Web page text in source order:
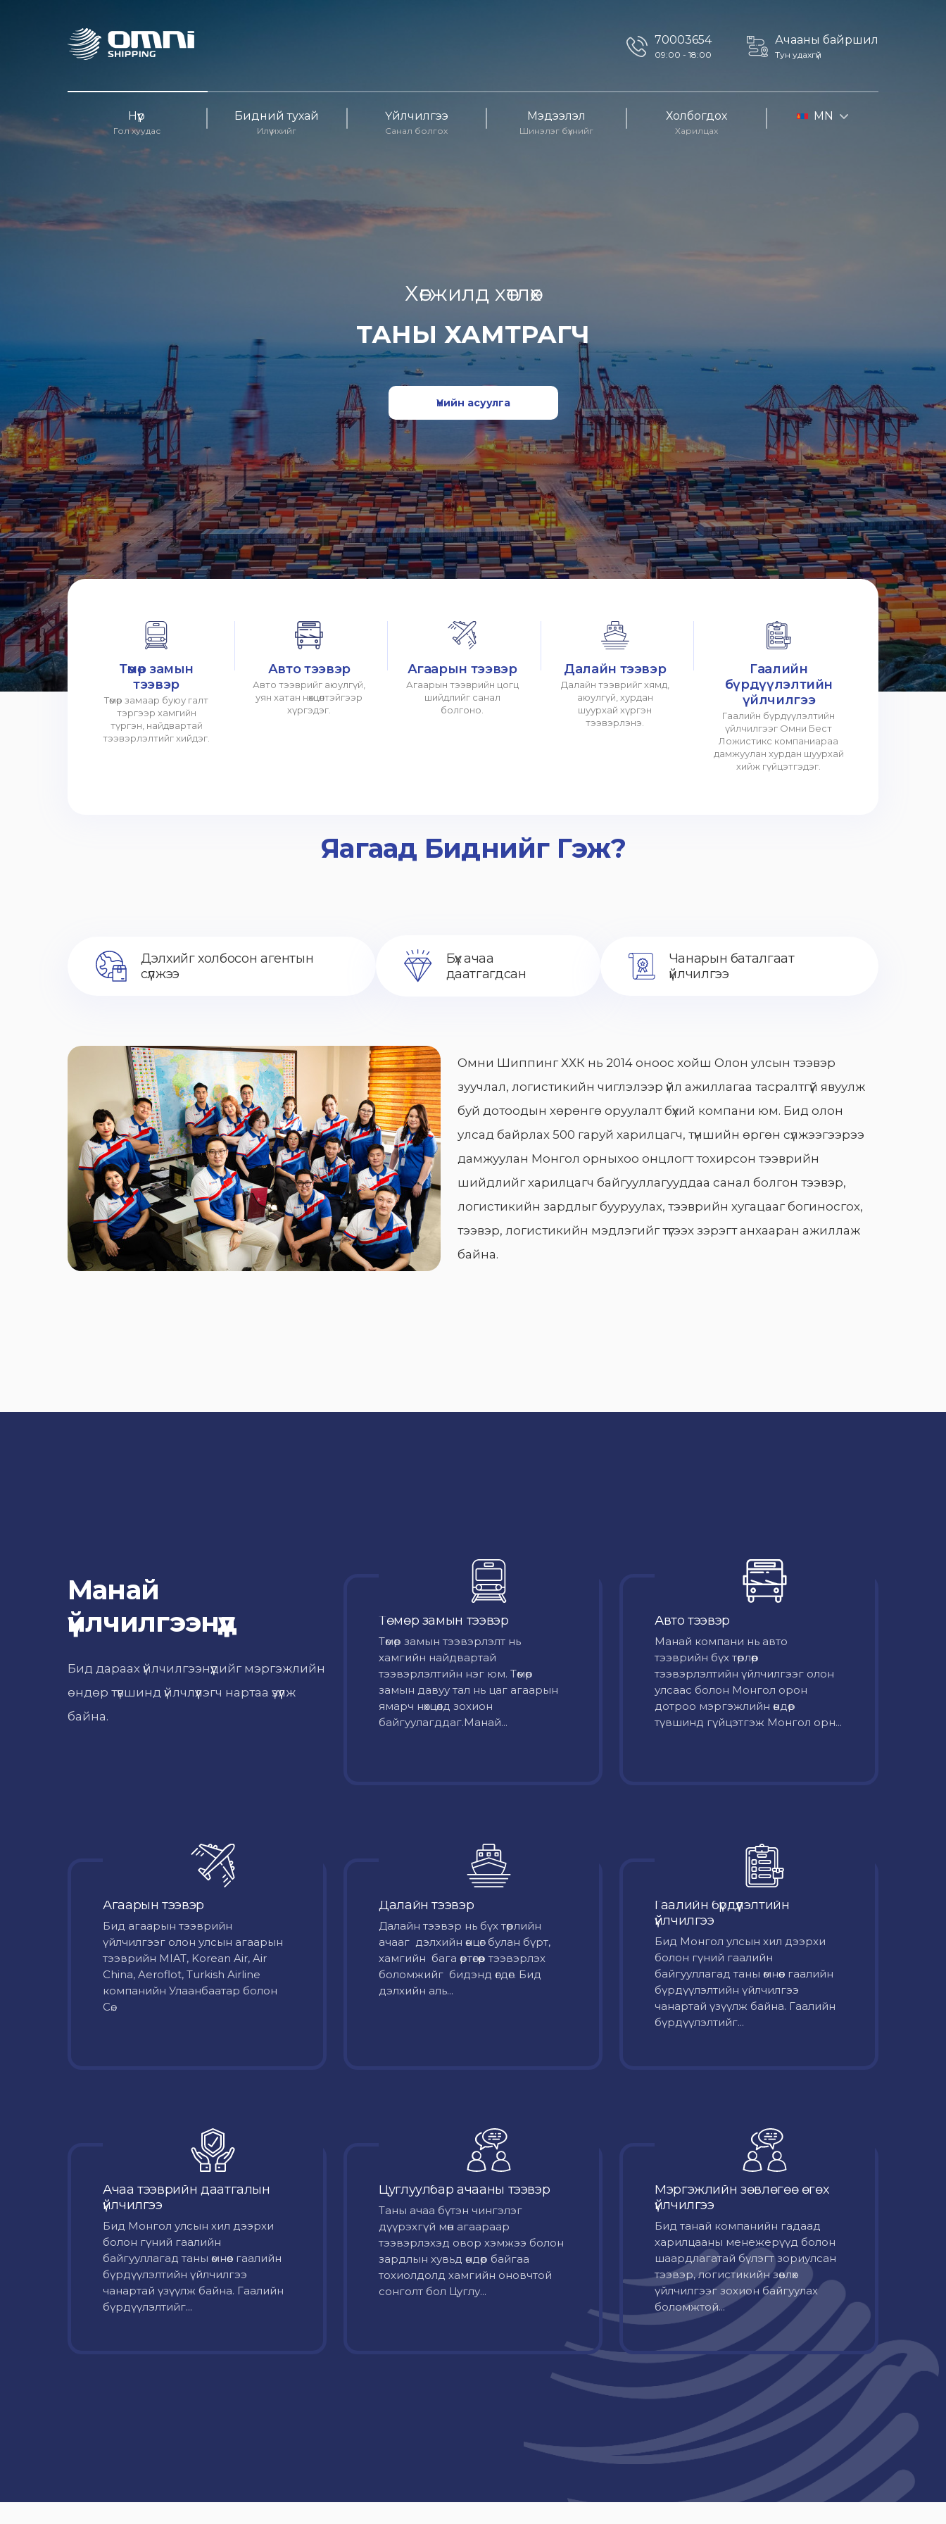
70003654
09:00 - 18:00
Ачааны байршил
Тун удахгүй
Нүүр
Гол хуудас
Бидний тухай
Илүү ихийг
Үйлчилгээ
Санал болгох
Мэдээлэл
Шинэлэг бүхнийг
Холбогдох
Харилцах
MN
Хөгжилд хөтлөх
ТАНЫ ХАМТРАГЧ
Үнийн асуулга
Төмөр замын
тээвэр
Төмөр замаар буюу галт
тэргээр хамгийн
түргэн, найдвартай
тээвэрлэлтийг хийдэг.
Авто тээвэр
Авто тээврийг аюулгүй,
уян хатан нөхцөлтэйгээр
хүргэдэг.
Агаарын тээвэр
Агаарын тээврийн цогц
шийдлийг санал
болгоно.
Далайн тээвэр
Далайн тээврийг хямд,
аюулгүй, хурдан
шуурхай хүргэн
тээвэрлэнэ.
Гаалийн
бүрдүүлэлтийн
үйлчилгээ
Гаалийн бүрдүүлэлтийн
үйлчилгээг Омни Бест
Ложистикс компаниараа
дамжуулан хурдан шуурхай
хийж гүйцэтгэдэг.
Яагаад Биднийг Гэж?
Дэлхийг холбосон агентын
сүлжээ
Бүх ачаа
даатгагдсан
Чанарын баталгаат
үйлчилгээ
Омни Шиппинг ХХК нь 2014 оноос хойш Олон улсын тээвэр
зуучлал, логистикийн чиглэлээр үйл ажиллагаа тасралтгүй явуулж
буй дотоодын хөрөнгө оруулалт бүхий компани юм. Бид олон
улсад байрлах 500 гаруй харилцагч, түншийн өргөн сүлжээгээрээ
дамжуулан Монгол орныхоо онцлогт тохирсон тээврийн
шийдлийг харилцагч байгууллагууддаа санал болгон тээвэр,
логистикийн зардлыг бууруулах, тээврийн хугацааг богиносгох,
тээвэр, логистикийн мэдлэгийг түгээх зэрэгт анхааран ажиллаж
байна.
Манай
үйлчилгээнүүд
Бид дараах үйлчилгээнүүдийг мэргэжлийн
өндөр түвшинд үйлчлүүлэгч нартаа үзүүлж
байна.
Төмөр замын тээвэр
Төмөр замын тээвэрлэлт нь
хамгийн найдвартай
тээвэрлэлтийн нэг юм. Төмөр
замын давуу тал нь цаг агаарын
ямарч нөхцөлд зохион
байгуулагддаг.Манай...
Авто тээвэр
Mанай компани нь авто
тээврийн бүх төрлөөр
тээвэрлэлтийн үйлчилгээг олон
улсаас болон Монгол орон
дотроо мэргэжлийн өндөр
түвшинд гүйцэтгэж Монгол орн...
Агаарын тээвэр
Бид агаарын тээврийн
үйлчилгээг олон улсын агаарын
тээврийн MIAT, Korean Air, Air
China, Aeroflot, Turkish Airline
компанийн Улаанбаатар болон
Сө...
Далайн тээвэр
Далайн тээвэр нь бүх төрлийн
ачааг дэлхийн өнцөг булан бүрт,
хамгийн бага өртөгөөр тээвэрлэх
боломжийг бидэнд өгдөг. Бид
дэлхийн аль...
Гаалийн бүрдүүлэлтийн
үйлчилгээ
Бид Монгол улсын хил дээрхи
болон гүний гаалийн
байгууллагад таны өмнөөс гаалийн
бүрдүүлэлтийн үйлчилгээ
чанартай үзүүлж байна. Гаалийн
бүрдүүлэлтийг...
Ачаа тээврийн даатгалын
үйлчилгээ
Бид Монгол улсын хил дээрхи
болон гүний гаалийн
байгууллагад таны өмнөөс гаалийн
бүрдүүлэлтийн үйлчилгээ
чанартай үзүүлж байна. Гаалийн
бүрдүүлэлтийг...
Цуглуулбар ачааны тээвэр
Таны ачаа бүтэн чингэлэг
дүүрэхгүй мөн агаараар
тээвэрлэхэд овор хэмжээ болон
зардлын хувьд өндөр байгаа
тохиолдолд хамгийн оновчтой
сонголт бол Цуглу...
Мэргэжлийн зөвлөгөө өгөх
үйлчилгээ
Бид танай компанийн гадаад
харилцааны менежерүүд болон
шаардлагатай бүлэгт зориулсан
тээвэр, логистикийн зөвлөх
үйлчилгээг зохион байгуулах
боломжтой...